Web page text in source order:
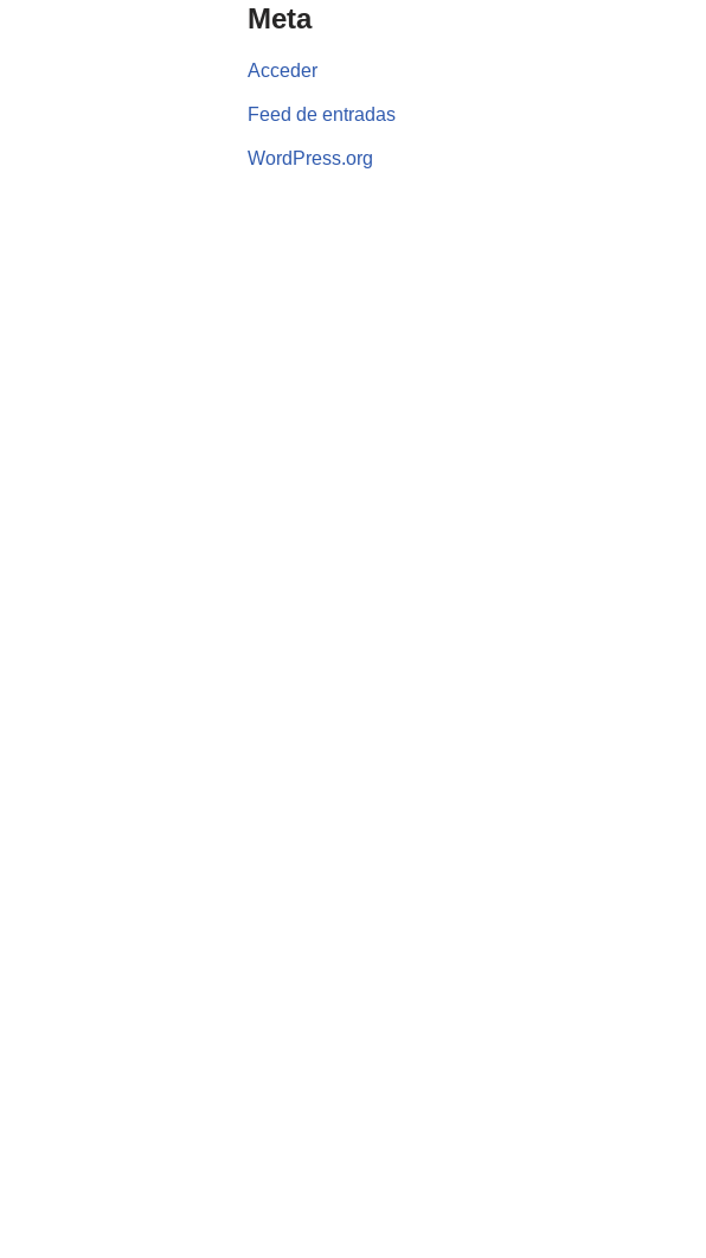
Meta
Acceder
Feed de entradas
WordPress.org